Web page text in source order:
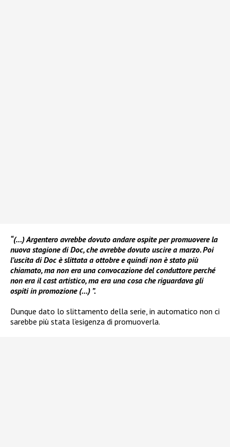
“(…) Argentero avrebbe dovuto andare ospite per promuovere la
nuova stagione di Doc, che avrebbe dovuto uscire a marzo. Poi
l’uscita di Doc è slittata a ottobre e quindi non è stato più
chiamato, ma non era una convocazione del conduttore perché
non era il cast artistico, ma era una cosa che riguardava gli
ospiti in promozione (…) ”.
Dunque dato lo slittamento della serie, in automatico non ci
sarebbe più stata l’esigenza di promuoverla.